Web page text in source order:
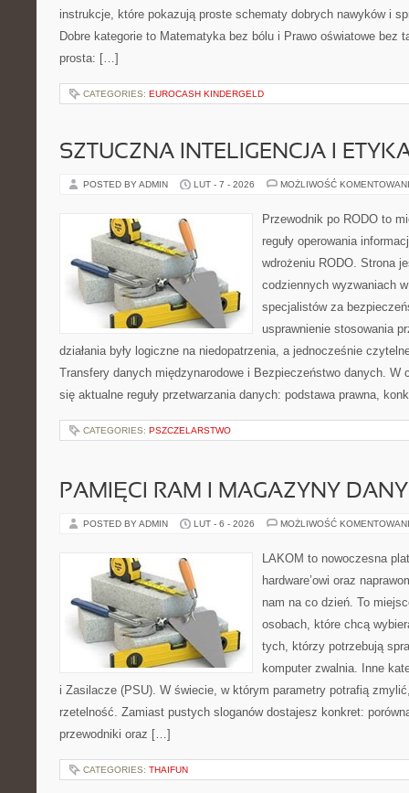
instrukcje, które pokazują proste schematy dobrych nawyków i
Dobre kategorie to Matematyka bez bólu i Prawo oświatowe bez
prosta: […]
CATEGORIES: EUROCASH KINDERGELD
SZTUCZNA INTELIGENCJA I
POSTED BY ADMIN LUT - 7 - 2026 MOŻLIWOŚĆ
Przewodnik po RODO to
reguły operowania
wdrożeniu RODO. Strona
codziennych wyzwaniach
specjalistów za
usprawnienie stosowania
działania były logiczne na niedopatrzenia, a jednocześnie
Transfery danych międzynarodowe i Bezpieczeństwo danych. W
się aktualne reguły przetwarzania danych: podstawa prawna,
CATEGORIES: PSZCZELARSTWO
PAMIĘCI RAM I MAGAZYNY
POSTED BY ADMIN LUT - 6 - 2026 MOŻLIWOŚĆ
LAKOM to nowoczesna
hardware’owi oraz
nam na co dzień. To
osobach, które chcą
tych, którzy potrzebują
komputer zwalnia. Inne
i Zasilacze (PSU). W świecie, w którym parametry potrafią
rzetelność. Zamiast pustych sloganów dostajesz konkret:
przewodniki oraz […]
CATEGORIES: THAIFUN